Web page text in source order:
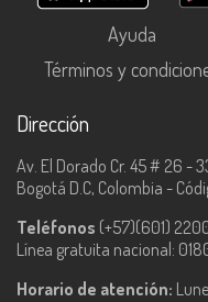
Ayuda
Términos y
Dirección
Av. El Dorado Cr. 45 # 26 -
Bogotá D.C, Colombia -
Teléfonos (+57)(601)
Línea gratuita nacional:
Horario de atención: